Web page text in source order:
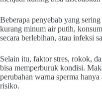
Beberapa penyebab yang
kurang minum air putih,
secara berlebihan, atau infeksi
Selain itu, faktor stres, rokok,
bisa memperburuk kondisi.
perubahan warna sperma
risiko.